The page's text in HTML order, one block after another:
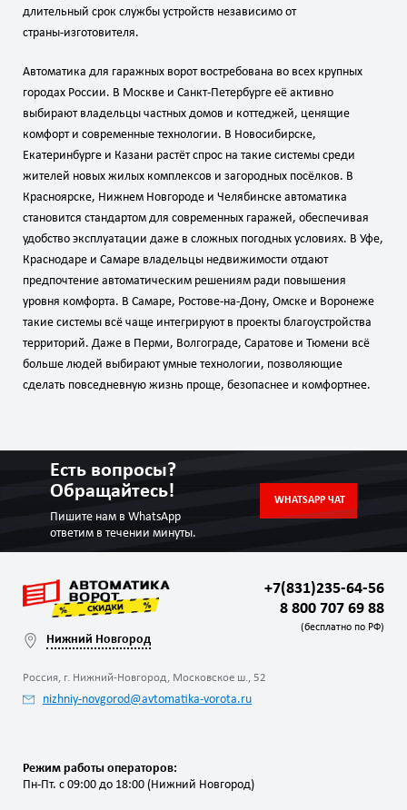
длительный срок службы устройств независимо от
страны‑изготовителя.
Автоматика для гаражных ворот востребована во всех крупных
городах России. В Москве и Санкт‑Петербурге её активно
выбирают владельцы частных домов и коттеджей, ценящие
комфорт и современные технологии. В Новосибирске,
Екатеринбурге и Казани растёт спрос на такие системы среди
жителей новых жилых комплексов и загородных посёлков. В
Красноярске, Нижнем Новгороде и Челябинске автоматика
становится стандартом для современных гаражей, обеспечивая
удобство эксплуатации даже в сложных погодных условиях. В Уфе,
Краснодаре и Самаре владельцы недвижимости отдают
предпочтение автоматическим решениям ради повышения
уровня комфорта. В Самаре, Ростове‑на‑Дону, Омске и Воронеже
такие системы всё чаще интегрируют в проекты благоустройства
территорий. Даже в Перми, Волгограде, Саратове и Тюмени всё
больше людей выбирают умные технологии, позволяющие
сделать повседневную жизнь проще, безопаснее и комфортнее.
Есть вопросы?
Обращайтесь!
Пишите нам в WhatsApp
ответим в течении минуты.
WHATSAPP ЧАТ
Нижний Новгород
Россия, г. Нижний-Новгород, Московское ш., 52
nizhniy-novgorod@avtomatika-vorota.ru
+7(831)235-64-56
8 800 707 69 88
(бесплатно по РФ)
Режим работы операторов:
Пн-Пт. с 09:00 до 18:00 (Нижний Новгород)